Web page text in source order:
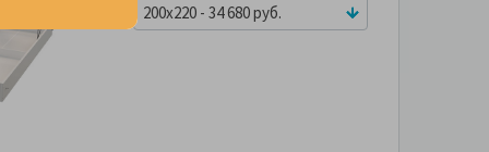
200x220 - 34 680 руб.